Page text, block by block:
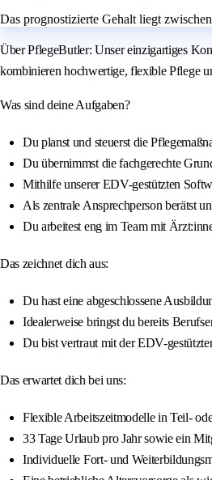
Das prognostizierte Gehalt liegt
Über PflegeButler: Unser einzigartiges
kombinieren hochwertige, flexible Pflege
Was sind deine Aufgaben?
Du planst und steuerst die
Du übernimmst die fachgerechte
Mithilfe unserer EDV-gestützten
Als zentrale Ansprechperson berätst
Du arbeitest eng im Team mit
Das zeichnet dich aus:
Du hast eine abgeschlossene
Idealerweise bringst du bereits
Du bist vertraut mit der EDV-
Das erwartet dich bei uns:
Flexible Arbeitszeitmodelle in Teil-
33 Tage Urlaub pro Jahr sowie ein
Individuelle Fort- und